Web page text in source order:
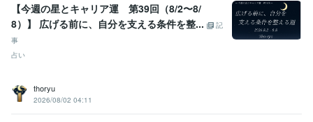
【今週の星とキャリア運 第39回（8/2〜8/
8）】 広げる前に、自分を支える条件を整...
記
事
占い
thoryu
2026/08/02 04:11